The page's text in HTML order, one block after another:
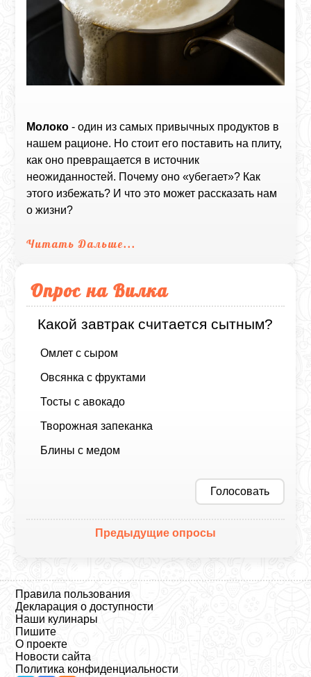
Молоко - один из самых привычных продуктов в
нашем рационе. Но стоит его поставить на плиту,
как оно превращается в источник
неожиданностей. Почему оно «убегает»? Как
этого избежать? И что это может рассказать нам
о жизни?
Читать Дальше...
Опрос на Вилка
Какой завтрак считается сытным?
Омлет с сыром
Овсянка с фруктами
Тосты с авокадо
Творожная запеканка
Блины с медом
Голосовать
Предыдущие опросы
Правила пользования
Декларация о доступности
Наши кулинары
Пишите
О проекте
Новости сайта
Политика конфиденциальности